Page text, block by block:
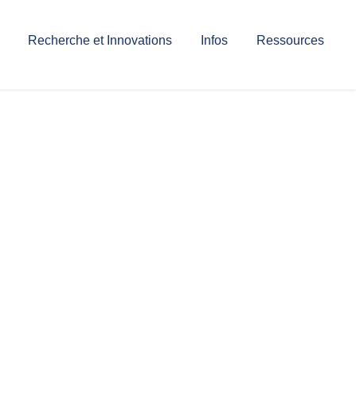
Recherche et Innovations Infos Ressources